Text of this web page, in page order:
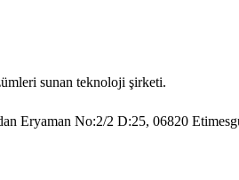
sunan teknoloji şirketi.
Eryaman No:2/2 D:25, 06820